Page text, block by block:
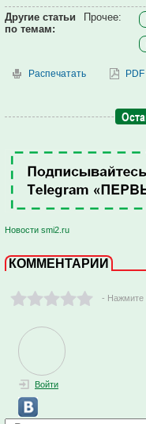
Другие статьи
по темам:
Прочее:
Распечатать
Новости smi2.ru
КОММЕНТАРИИ
- Нажмите
Войти